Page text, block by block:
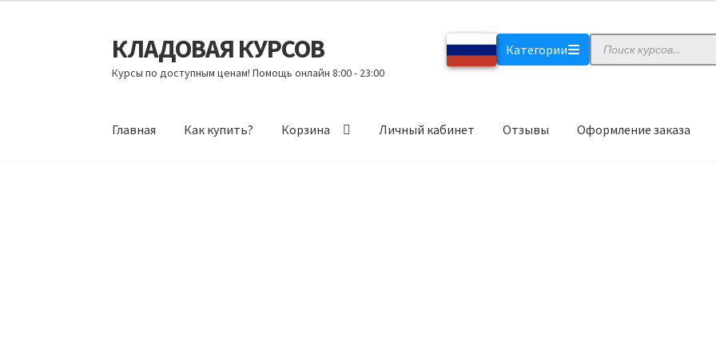
Перейти
к
навигации
Перейти
к
содержимому
КЛАДОВАЯ КУРСОВ
Курсы по доступным ценам! Помощь онлайн 8:00 - 23:00
Категории
Поиск
товаров
Главная Как купить? Корзина Личный кабинет Отзывы Оформление заказа